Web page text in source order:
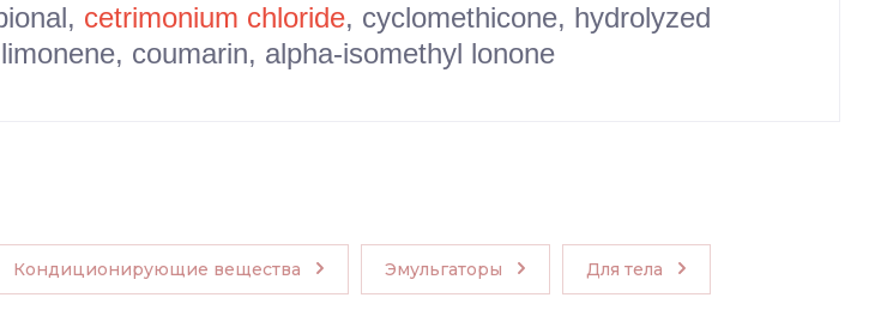
cetrimonium chloride, cyclomethicone, hydrolyzed
coumarin, alpha-isomethyl lonone
Кондиционирующие вещества Эмульгаторы Для тела